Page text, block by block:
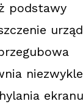
podstawy
niezwykle